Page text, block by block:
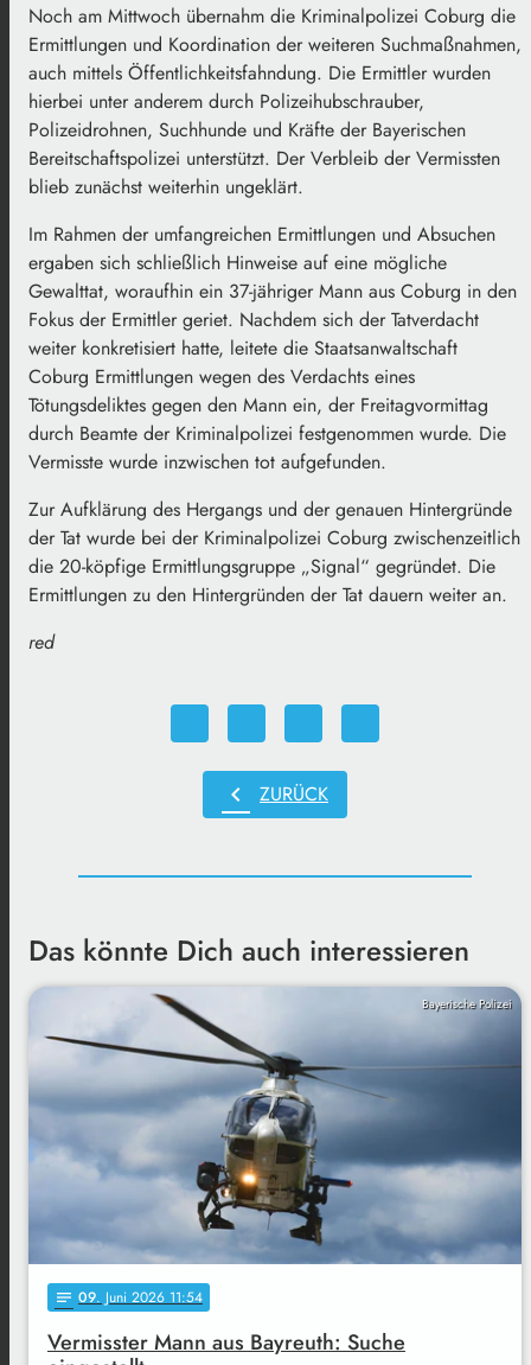
Noch am Mittwoch übernahm die Kriminalpolizei Coburg die
Ermittlungen und Koordination der weiteren Suchmaßnahmen,
auch mittels Öffentlichkeitsfahndung. Die Ermittler wurden
hierbei unter anderem durch Polizeihubschrauber,
Polizeidrohnen, Suchhunde und Kräfte der Bayerischen
Bereitschaftspolizei unterstützt. Der Verbleib der Vermissten
blieb zunächst weiterhin ungeklärt.
Im Rahmen der umfangreichen Ermittlungen und Absuchen
ergaben sich schließlich Hinweise auf eine mögliche
Gewalttat, woraufhin ein 37-jähriger Mann aus Coburg in den
Fokus der Ermittler geriet. Nachdem sich der Tatverdacht
weiter konkretisiert hatte, leitete die Staatsanwaltschaft
Coburg Ermittlungen wegen des Verdachts eines
Tötungsdeliktes gegen den Mann ein, der Freitagvormittag
durch Beamte der Kriminalpolizei festgenommen wurde. Die
Vermisste wurde inzwischen tot aufgefunden.
Zur Aufklärung des Hergangs und der genauen Hintergründe
der Tat wurde bei der Kriminalpolizei Coburg zwischenzeitlich
die 20-köpfige Ermittlungsgruppe „Signal“ gegründet. Die
Ermittlungen zu den Hintergründen der Tat dauern weiter an.
red
chevron_left ZURÜCK
Das könnte Dich auch interessieren
Bayerische Polizei
notes 09. Juni 2026 11:54
Vermisster Mann aus Bayreuth: Suche